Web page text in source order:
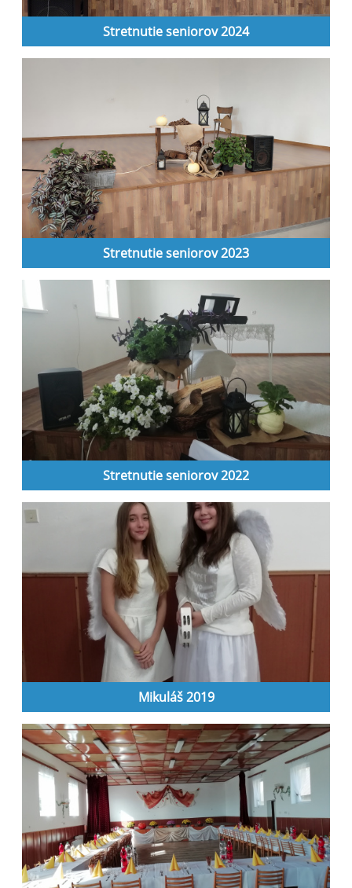
Stretnutie seniorov 2024
Stretnutie seniorov 2023
Stretnutie seniorov 2022
Mikuláš 2019